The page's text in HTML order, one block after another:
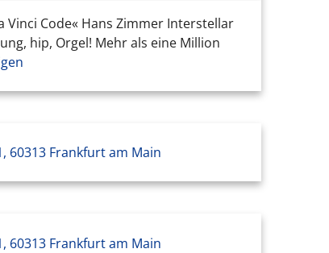
Vinci Code« Hans Zimmer Interstellar
hip, Orgel! Mehr als eine Million
60313 Frankfurt am Main
60313 Frankfurt am Main